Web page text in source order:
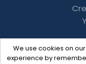
We use cookies on
experience by